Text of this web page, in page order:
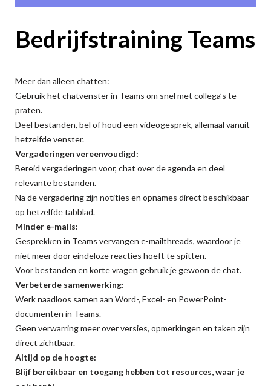
Bedrijfstraining Teams
Meer dan alleen chatten:
Gebruik het chatvenster in Teams om snel met collega’s te
praten.
Deel bestanden, bel of houd een videogesprek, allemaal vanuit
hetzelfde venster.
Vergaderingen vereenvoudigd:
Bereid vergaderingen voor, chat over de agenda en deel
relevante bestanden.
Na de vergadering zijn notities en opnames direct beschikbaar
op hetzelfde tabblad.
Minder e-mails:
Gesprekken in Teams vervangen e-mailthreads, waardoor je
niet meer door eindeloze reacties hoeft te spitten.
Voor bestanden en korte vragen gebruik je gewoon de chat.
Verbeterde samenwerking:
Werk naadloos samen aan Word-, Excel- en PowerPoint-
documenten in Teams.
Geen verwarring meer over versies, opmerkingen en taken zijn
direct zichtbaar.
Altijd op de hoogte:
Blijf bereikbaar en toegang hebben tot resources, waar je